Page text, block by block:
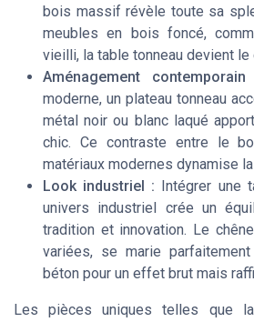
bois massif révèle toute sa
meubles en bois foncé,
vieilli, la table tonneau devient
Aménagement
moderne, un plateau tonneau
métal noir ou blanc laqué
chic. Ce contraste entre le
matériaux modernes dynamise
Look industriel : Intégrer une
univers industriel crée un
tradition et innovation. Le
variées, se marie
béton pour un effet brut mais
Les pièces uniques telles que